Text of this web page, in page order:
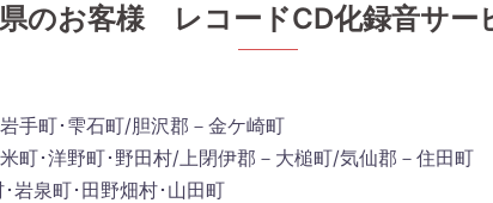
のお客様 レコードCD化録音サー
手町･雫石町/胆沢郡－金ケ崎町
町･洋野町･野田村/上閉伊郡－大槌町/気仙郡－住田町
岩泉町･田野畑村･山田町